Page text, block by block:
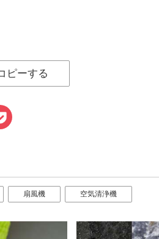
ピーする
扇風機 空気清浄機